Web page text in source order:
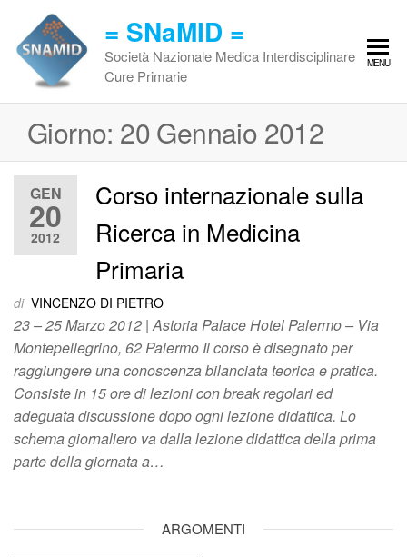
contenuto
= SNaMID =
Società Nazionale Medica Interdisciplinare
Cure Primarie
MENU
Giorno: 20 Gennaio 2012
GEN
20
2012
Corso internazionale sulla
Ricerca in Medicina
Primaria
di VINCENZO DI PIETRO
23 – 25 Marzo 2012 | Astoria Palace Hotel Palermo – Via
Montepellegrino, 62 Palermo Il corso è disegnato per
raggiungere una conoscenza bilanciata teorica e pratica.
Consiste in 15 ore di lezioni con break regolari ed
adeguata discussione dopo ogni lezione didattica. Lo
schema giornaliero va dalla lezione didattica della prima
parte della giornata a…
ARGOMENTI